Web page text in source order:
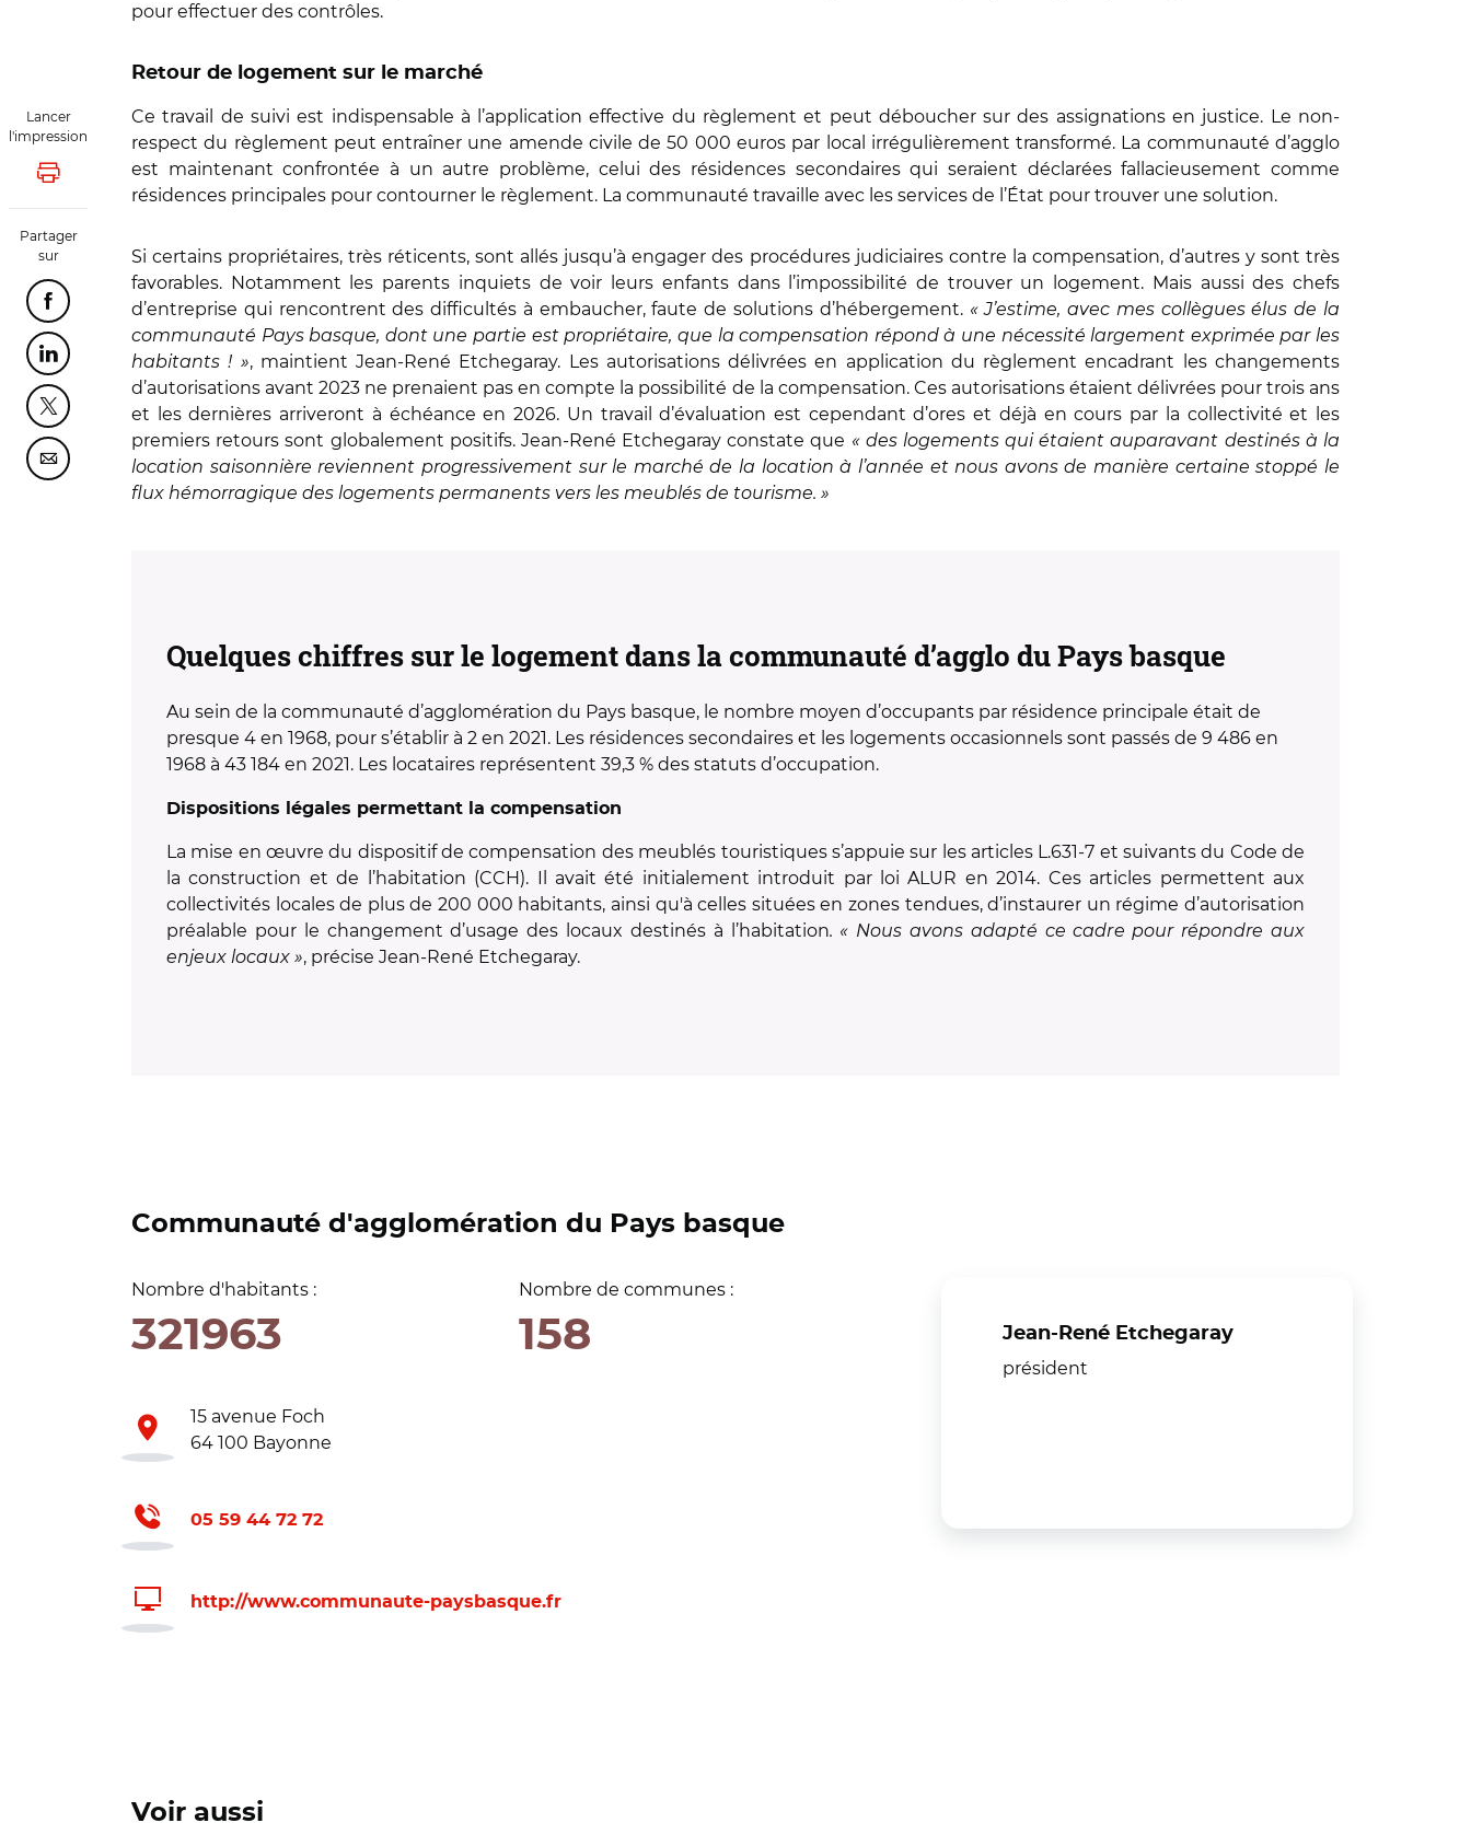
Lancer
l'impression
Lancer l'impression
Partager
sur
Partager cette page sur Facebook
Partager cette page sur Linkedin
Partager cette page sur Twitter
Partager cette page sur Courriel
pour effectuer des contrôles.
Retour de logement sur le marché
Ce travail de suivi est indispensable à l’application effective du règlement et peut déboucher sur des assignations en justice. Le non-
respect du règlement peut entraîner une amende civile de 50 000 euros par local irrégulièrement transformé. La communauté d’agglo
est maintenant confrontée à un autre problème, celui des résidences secondaires qui seraient déclarées fallacieusement comme
résidences principales pour contourner le règlement. La communauté travaille avec les services de l’État pour trouver une solution.
Si certains propriétaires, très réticents, sont allés jusqu’à engager des procédures judiciaires contre la compensation, d’autres y sont très
favorables. Notamment les parents inquiets de voir leurs enfants dans l’impossibilité de trouver un logement. Mais aussi des chefs
d’entreprise qui rencontrent des difficultés à embaucher, faute de solutions d’hébergement. « J’estime, avec mes collègues élus de la
communauté Pays basque, dont une partie est propriétaire, que la compensation répond à une nécessité largement exprimée par les
habitants ! », maintient Jean-René Etchegaray. Les autorisations délivrées en application du règlement encadrant les changements
d’autorisations avant 2023 ne prenaient pas en compte la possibilité de la compensation. Ces autorisations étaient délivrées pour trois ans
et les dernières arriveront à échéance en 2026. Un travail d’évaluation est cependant d’ores et déjà en cours par la collectivité et les
premiers retours sont globalement positifs. Jean-René Etchegaray constate que « des logements qui étaient auparavant destinés à la
location saisonnière reviennent progressivement sur le marché de la location à l’année et nous avons de manière certaine stoppé le
flux hémorragique des logements permanents vers les meublés de tourisme. »
Quelques chiffres sur le logement dans la communauté d’agglo du Pays basque
Au sein de la communauté d’agglomération du Pays basque, le nombre moyen d’occupants par résidence principale était de
presque 4 en 1968, pour s’établir à 2 en 2021. Les résidences secondaires et les logements occasionnels sont passés de 9 486 en
1968 à 43 184 en 2021. Les locataires représentent 39,3 % des statuts d’occupation.
Dispositions légales permettant la compensation
La mise en œuvre du dispositif de compensation des meublés touristiques s’appuie sur les articles L.631-7 et suivants du Code de
la construction et de l’habitation (CCH). Il avait été initialement introduit par loi ALUR en 2014. Ces articles permettent aux
collectivités locales de plus de 200 000 habitants, ainsi qu'à celles situées en zones tendues, d’instaurer un régime d’autorisation
préalable pour le changement d’usage des locaux destinés à l’habitation. « Nous avons adapté ce cadre pour répondre aux
enjeux locaux », précise Jean-René Etchegaray.
Communauté d'agglomération du Pays basque
Nombre d'habitants :
321963
Nombre de communes :
158
15 avenue Foch
64 100 Bayonne
05 59 44 72 72
http://www.communaute-paysbasque.fr
Jean-René Etchegaray
président
Voir aussi